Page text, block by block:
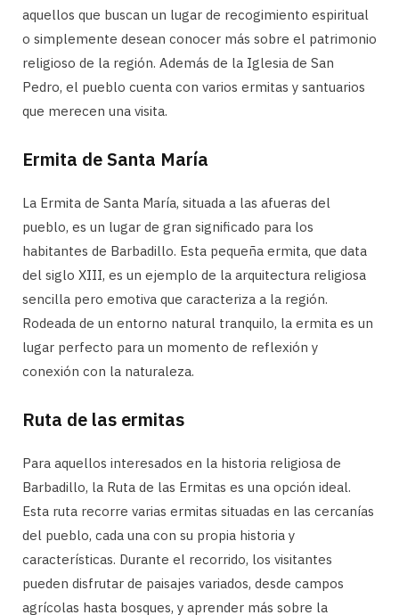
aquellos que buscan un lugar de recogimiento espiritual
o simplemente desean conocer más sobre el patrimonio
religioso de la región. Además de la Iglesia de San
Pedro, el pueblo cuenta con varios ermitas y santuarios
que merecen una visita.
Ermita de Santa María
La Ermita de Santa María, situada a las afueras del
pueblo, es un lugar de gran significado para los
habitantes de Barbadillo. Esta pequeña ermita, que data
del siglo XIII, es un ejemplo de la arquitectura religiosa
sencilla pero emotiva que caracteriza a la región.
Rodeada de un entorno natural tranquilo, la ermita es un
lugar perfecto para un momento de reflexión y
conexión con la naturaleza.
Ruta de las ermitas
Para aquellos interesados en la historia religiosa de
Barbadillo, la Ruta de las Ermitas es una opción ideal.
Esta ruta recorre varias ermitas situadas en las cercanías
del pueblo, cada una con su propia historia y
características. Durante el recorrido, los visitantes
pueden disfrutar de paisajes variados, desde campos
agrícolas hasta bosques, y aprender más sobre la